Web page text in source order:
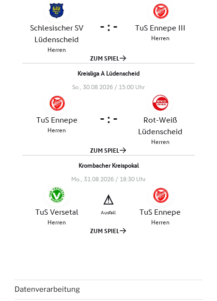
Datenverarbeitung